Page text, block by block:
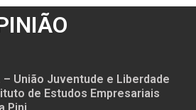
– União Juventude e Liberdade
de Estudos Empresariais